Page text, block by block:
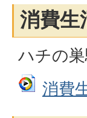
消費生
ハチの巣
消費